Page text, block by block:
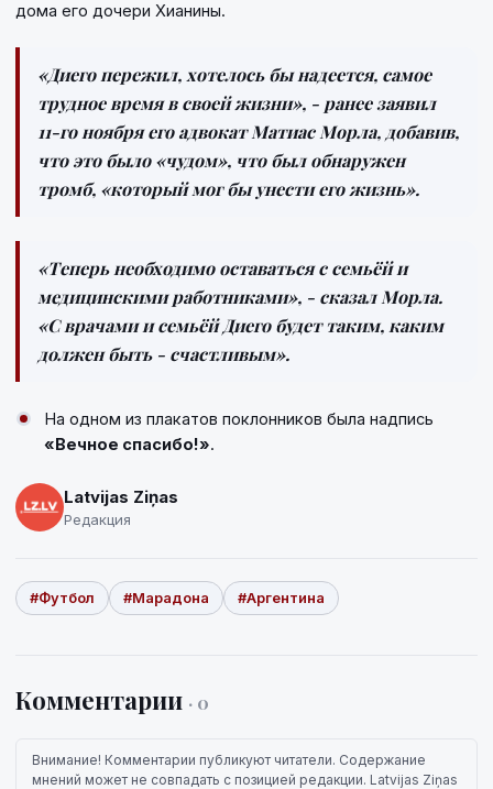
дома его дочери Хианины.
«Диего пережил, хотелось бы надеется, самое
трудное время в своей жизни», - ранее заявил
11-го ноября его адвокат Матиас Морла, добавив,
что это было«чудом», что был обнаружен
тромб, «который мог бы унести его жизнь».
«Теперь необходимо оставаться с семьёй и
медицинскими работниками», - сказал Морла.
«С врачами и семьёй Диего будет таким, каким
должен быть - счастливым».
На одном из плакатов поклонников была надпись
«Вечное спасибо!».
Latvijas Ziņas
Редакция
#Футбол #Марадона #Аргентина
Комментарии · 0
Внимание! Комментарии публикуют читатели. Содержание
мнений может не совпадать с позицией редакции. Latvijas Ziņas